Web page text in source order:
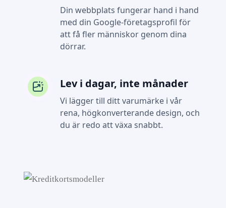
Din webbplats fungerar hand i hand
med din Google-företagsprofil för
att få fler människor genom dina
dörrar.
Lev i dagar, inte månader
Vi lägger till ditt varumärke i vår
rena, högkonverterande design, och
du är redo att växa snabbt.